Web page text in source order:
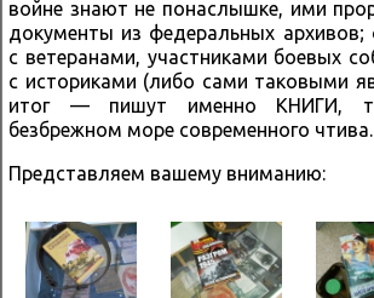
войне знают не понаслышке, ими
документы из федеральных архивов;
с ветеранами, участниками боевых
с историками (либо сами таковыми
итог — пишут именно КНИГИ,
безбрежном море современного чтива.
Представляем вашему вниманию: